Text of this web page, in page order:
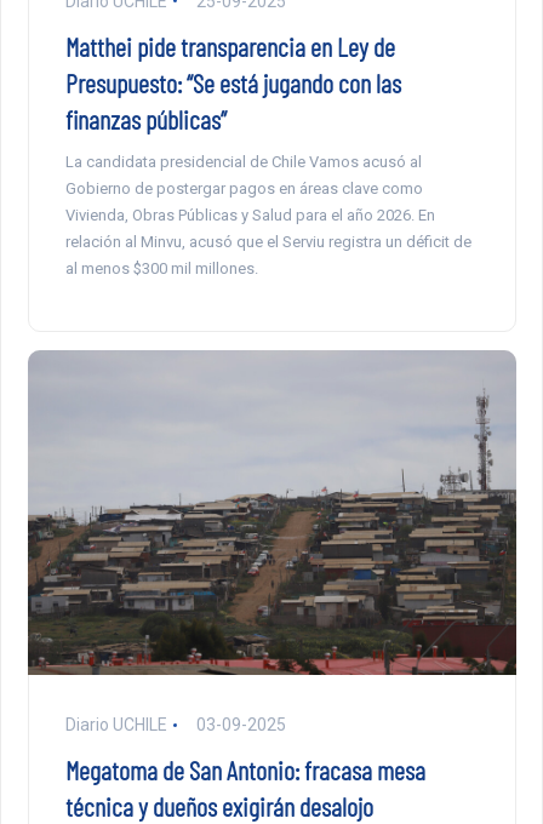
Matthei pide transparencia en Ley de
Presupuesto: “Se está jugando con las
finanzas públicas”
La candidata presidencial de Chile Vamos acusó al
Gobierno de postergar pagos en áreas clave como
Vivienda, Obras Públicas y Salud para el año 2026. En
relación al Minvu, acusó que el Serviu registra un déficit de
al menos $300 mil millones.
Diario UCHILE 03-09-2025
Megatoma de San Antonio: fracasa mesa
técnica y dueños exigirán desalojo